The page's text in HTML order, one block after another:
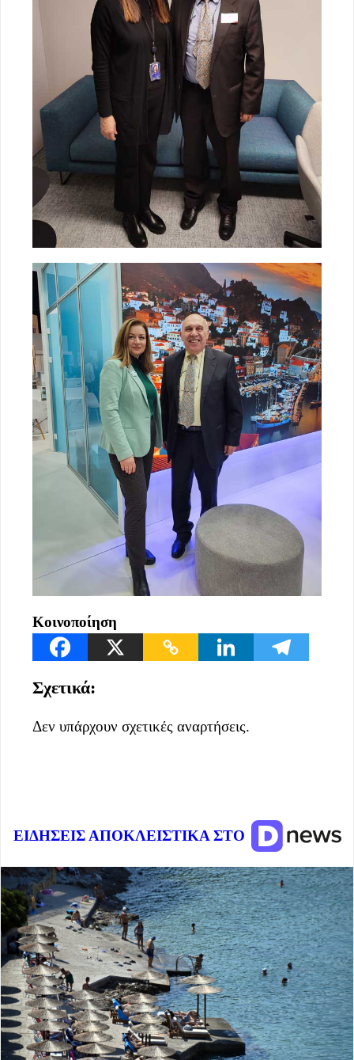
Κοινοποίηση
Σχετικά:
Δεν υπάρχουν σχετικές αναρτήσεις.
ΕΙΔΗΣΕΙΣ ΑΠΟΚΛΕΙΣΤΙΚΑ ΣΤΟ